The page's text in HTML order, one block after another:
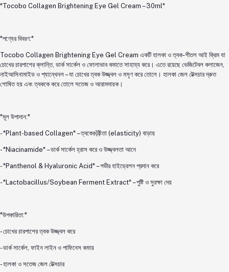
*Tocobo Collagen Brightening Eye Gel Cream – 30ml*
*পণ্যের বিবরণ:*
Tocobo Collagen Brightening Eye Gel Cream একটি হালকা ও ত্বক-শীতল আই ক্রিম যা
চোখের চারপাশের ক্লান্তি, ডার্ক সার্কেল ও ফোলাভাব কমাতে সাহায্য করে। এতে রয়েছে ভেজিটেবল কলাজেন,
নাইআসিনামাইড ও প্যান্থেনল – যা চোখের ত্বক উজ্জ্বল ও মসৃণ করে তোলে। হালকা জেল টেক্সচার দ্রুত
শোষিত হয় এবং ত্বককে করে তোলে সতেজ ও আরামদায়ক।
*মূল উপাদান:*
- *Plant-based Collagen* – ত্বকের弹তা (elasticity) বাড়ায়
- *Niacinamide* – ডার্ক সার্কেল হ্রাস করে ও উজ্জ্বলতা আনে
- *Panthenol & Hyaluronic Acid* – গভীর হাইড্রেশন প্রদান করে
- *Lactobacillus/Soybean Ferment Extract* – পুষ্টি ও সুরক্ষা দেয়
*উপকারিতা:*
- চোখের চারপাশের ত্বক উজ্জ্বল করে
- ডার্ক সার্কেল, ফাইন লাইন ও পাফিনেস কমায়
- হালকা ও সতেজ জেল টেক্সচার